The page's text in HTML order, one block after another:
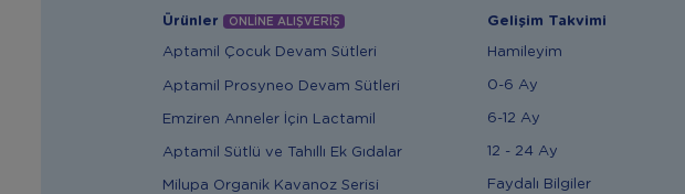
Ürünler ONLİNE ALIŞVERİŞ
Aptamil Çocuk Devam Sütleri
Aptamil Prosyneo Devam Sütleri
Emziren Anneler İçin Lactamil
Aptamil Sütlü ve Tahıllı Ek Gıdalar
Milupa Organik Kavanoz Serisi
Gelişim Takvimi
Hamileyim
0-6 Ay
6-12 Ay
12 - 24 Ay
Faydalı Bilgiler